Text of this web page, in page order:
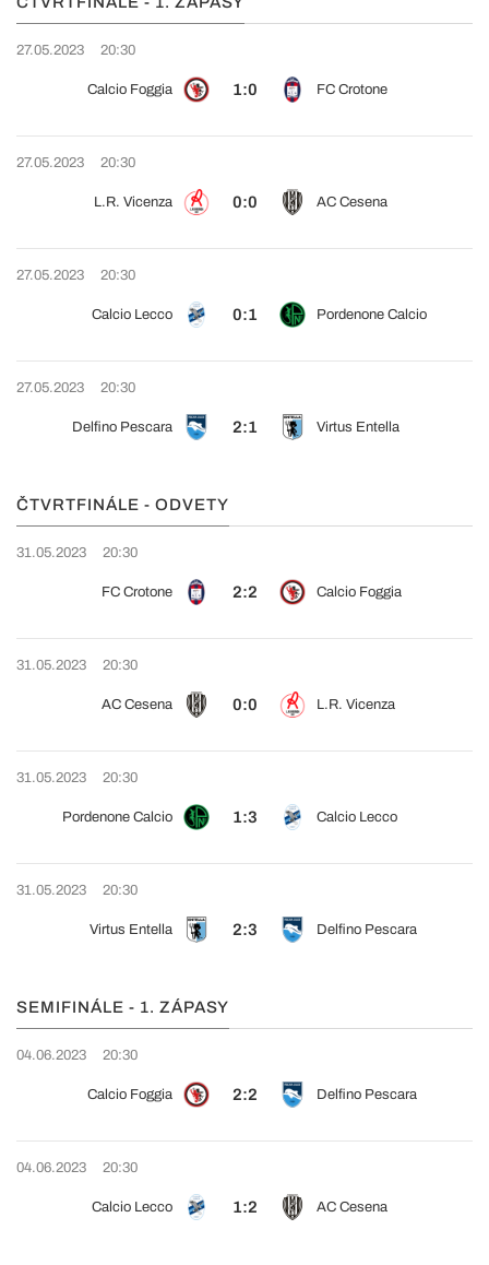
27.05.2023 20:30
Calcio Foggia 1:0 FC Crotone
27.05.2023 20:30
L.R. Vicenza 0:0 AC Cesena
27.05.2023 20:30
Calcio Lecco 0:1 Pordenone Calcio
27.05.2023 20:30
Delfino Pescara 2:1 Virtus Entella
ČTVRTFINÁLE - ODVETY
31.05.2023 20:30
FC Crotone 2:2 Calcio Foggia
31.05.2023 20:30
AC Cesena 0:0 L.R. Vicenza
31.05.2023 20:30
Pordenone Calcio 1:3 Calcio Lecco
31.05.2023 20:30
Virtus Entella 2:3 Delfino Pescara
SEMIFINÁLE - 1. ZÁPASY
04.06.2023 20:30
Calcio Foggia 2:2 Delfino Pescara
04.06.2023 20:30
Calcio Lecco 1:2 AC Cesena